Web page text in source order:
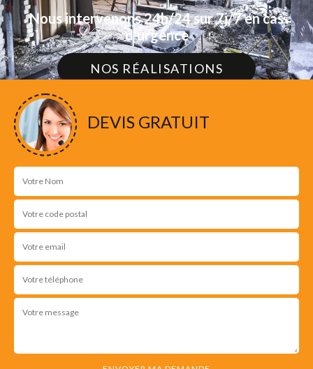
Nous intervenons 24h/24 sur 7j/7 en cas
d'urgence
NOS RÉALISATIONS
DEVIS GRATUIT